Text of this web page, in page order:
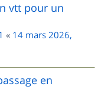
vtt pour un
« 14 mars 2026,
en